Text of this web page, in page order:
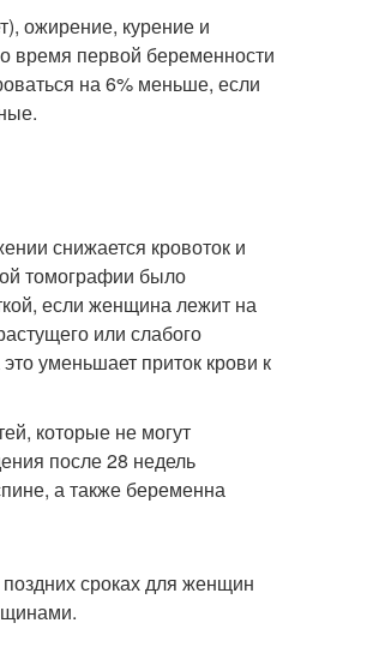
ожирение, курение и
время первой беременности
на 6% меньше, если
снижается кровоток и
томографии было
если женщина лежит на
или слабого
уменьшает приток крови к
которые не могут
после 28 недель
а также беременна
сроках для женщин